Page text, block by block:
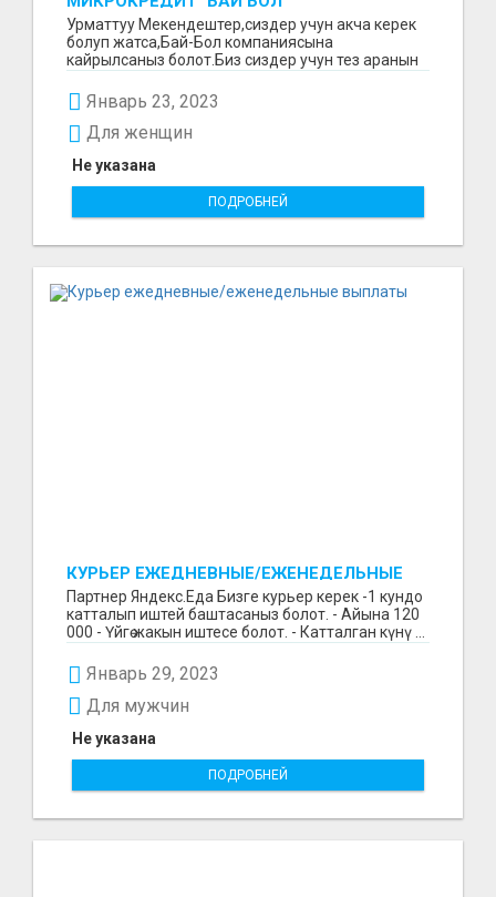
Урматтуу Мекендештер,сиздер учун акча керек
болуп жатса,Бай-Бол компаниясына
кайрылсаныз болот.Биз сиздер учун тез аранын
Январь 23, 2023
Не указана
Для женщин
ПОДРОБНЕЙ
КУРЬЕР ЕЖЕДНЕВНЫЕ/ЕЖЕНЕДЕЛЬНЫЕ
ВЫПЛАТЫ
Партнер Яндекс.Еда Бизге курьер керек -1 кундо
катталып иштей баштасаныз болот. - Айына 120
000 - Үйгө жакын иштесе болот. - Катталган күнү ...
Январь 29, 2023
Не указана
Для мужчин
ПОДРОБНЕЙ